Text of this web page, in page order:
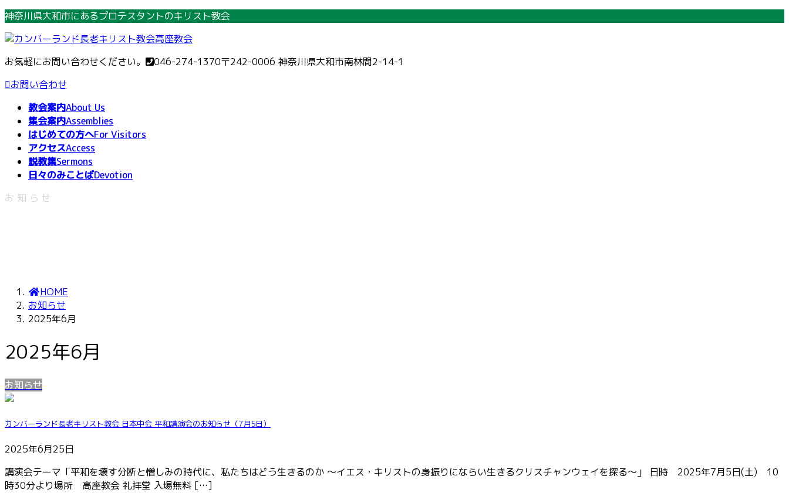
コ
テ
ン
ツ
へ
ナ
ゲ
ー
シ
ョ
神奈川県大和市にあるプロテスタントのキリスト教会
お気軽にお問い合わせください。 046-274-1370〒242-0006 神奈川県大和市南林間2-14-1
お問い合わせ
教会案内About Us
集会案内Assemblies
はじめての方へFor Visitors
アクセスAccess
説教集Sermons
日々のみことばDevotion
お知らせ
HOME
お知らせ
2025年6月
2025年6月
お知らせ
カンバーランド長老キリスト教会 日本中会 平和講演会のお知らせ（7月5日）
2025年6月25日
講演会テーマ「平和を壊す分断と憎しみの時代に、私たちはどう生きるのか ～イエス・キリストの身振りにならい生きるクリスチャンウェイを探る～」 日時 2025年7月5日(土) 10
時30分より場所 高座教会 礼拝堂 入場無料 […]